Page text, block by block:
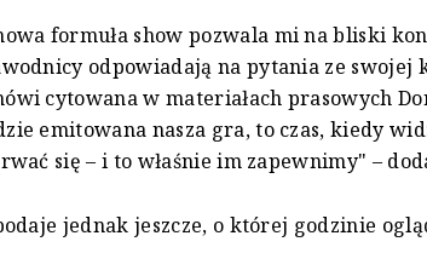
formuła show pozwala mi na bliski
odpowiadają na pytania ze swojej
cytowana w materiałach prasowych
emitowana nasza gra, to czas, kiedy
się – i to właśnie im zapewnimy" –
jednak jeszcze, o której godzinie